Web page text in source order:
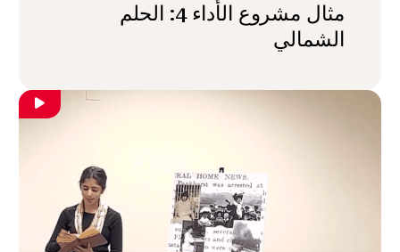
مثال مشروع الأداء 4: الحلم
الشمالي